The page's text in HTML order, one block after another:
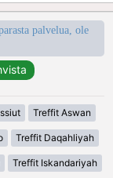
palvelua, ole
Treffit Aswan
Treffit Daqahliyah
Treffit Iskandariyah